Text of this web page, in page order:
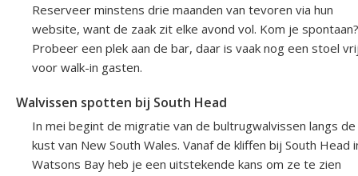
Reserveer minstens drie maanden van tevoren via hun
website, want de zaak zit elke avond vol. Kom je spontaan?
Probeer een plek aan de bar, daar is vaak nog een stoel
voor walk-in gasten.
Walvissen spotten bij South Head
In mei begint de migratie van de bultrugwalvissen langs de
kust van New South Wales. Vanaf de kliffen bij South Head
Watsons Bay heb je een uitstekende kans om ze te zien